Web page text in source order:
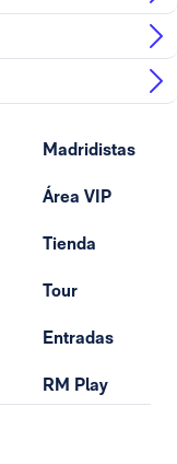
Madridistas
Área VIP
Tienda
Tour
Entradas
RM Play